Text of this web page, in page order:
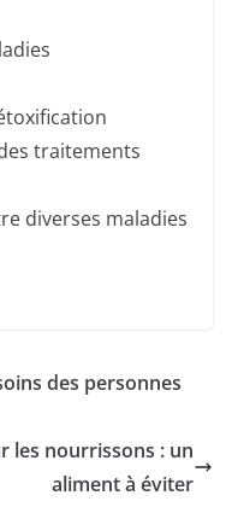
traitements
diverses maladies
des personnes
les nourrissons : un
aliment à éviter